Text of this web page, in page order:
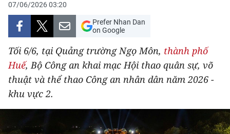
VĂN HÓA
XÃ HỘI
PHÁP LUẬT
DU LỊCH
THẾ GIỚI
07/06/2026 03:20
Prefer Nhan Dan
on Google
Tối 6/6, tại Quảng trường Ngọ Môn, thành phố
Huế, Bộ Công an khai mạc Hội thao quân sự, võ
thuật và thể thao Công an nhân dân năm 2026 -
khu vực 2.